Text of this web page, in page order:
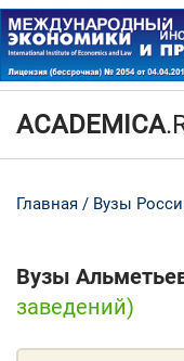
ACADEMICA
Главная Вузы
Вузы
заведений)